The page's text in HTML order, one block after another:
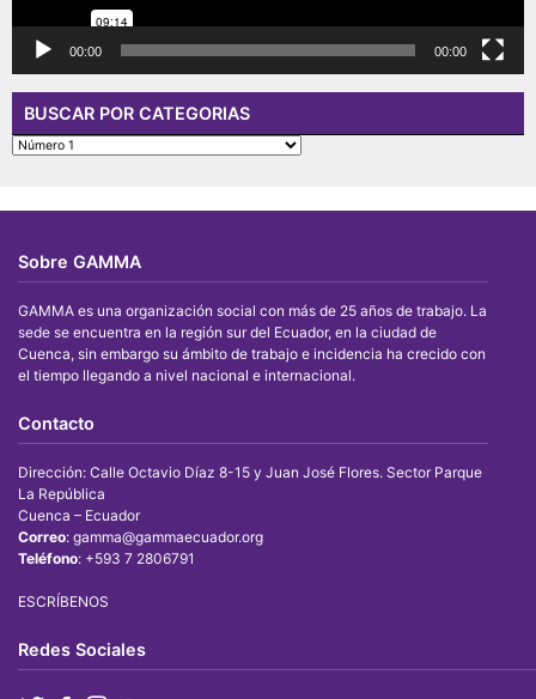
00:00 00:00
BUSCAR POR CATEGORIAS
BUSCAR
Sobre GAMMA
GAMMA es una organización social con más de 25 años de trabajo. La
sede se encuentra en la región sur del Ecuador, en la ciudad de
Cuenca, sin embargo su ámbito de trabajo e incidencia ha crecido con
el tiempo llegando a nivel nacional e internacional.
Contacto
Dirección: Calle Octavio Díaz 8-15 y Juan José Flores. Sector Parque
La República
Cuenca – Ecuador
Correo: gamma@gammaecuador.org
Teléfono: +593 7 2806791
ESCRÍBENOS
Redes Sociales